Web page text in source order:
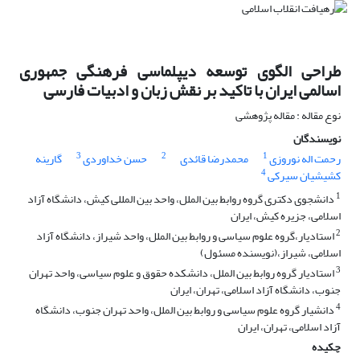
طراحی الگوی توسعه دیپلماسی فرهنگی جمهوری
اسالمی ایران با تاکید بر نقش زبان و ادبیات فارسی
نوع مقاله : مقاله پژوهشی
نویسندگان
رحمت اله نوروزی1 محمدرضا قائدی 2 حسن خداوردی3 گارینه
کشیشیان سیرکی4
1 دانشجوی دکتری گروه روابط بین الملل، واحد بین المللی کیش، دانشگاه آزاد
اسلامی، جزیره کیش، ایران
2استادیار،گروه علوم سیاسی و روابط بین الملل، واحد شیراز، دانشگاه آزاد
اسلامی، شیراز،(نویسنده مسئول)
3استادیار گروه روابط بین الملل، دانشکده حقوق و علوم سیاسی، واحد تهران
جنوب، دانشگاه آزاد اسلامی، تهران، ایران
4دانشیار گروه علوم سیاسی و روابط بین الملل، واحد تهران جنوب، دانشگاه
آزاد اسلامی، تهران، ایران
چکیده